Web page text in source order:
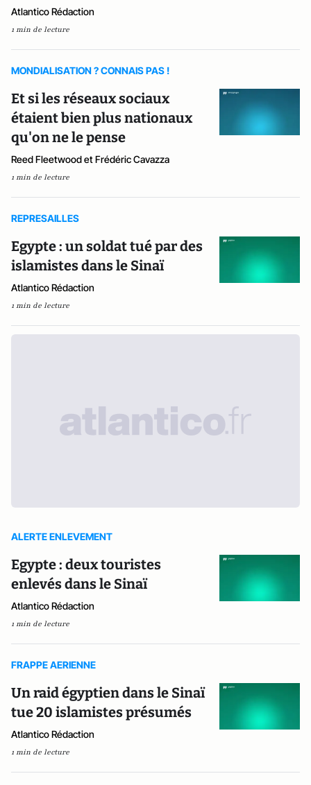
Atlantico Rédaction
1 min de lecture
MONDIALISATION ? CONNAIS PAS !
Et si les réseaux sociaux
étaient bien plus nationaux
qu'on ne le pense
Reed Fleetwood et Frédéric Cavazza
1 min de lecture
REPRESAILLES
Egypte : un soldat tué par des
islamistes dans le Sinaï
Atlantico Rédaction
1 min de lecture
ALERTE ENLEVEMENT
Egypte : deux touristes
enlevés dans le Sinaï
Atlantico Rédaction
1 min de lecture
FRAPPE AERIENNE
Un raid égyptien dans le Sinaï
tue 20 islamistes présumés
Atlantico Rédaction
1 min de lecture